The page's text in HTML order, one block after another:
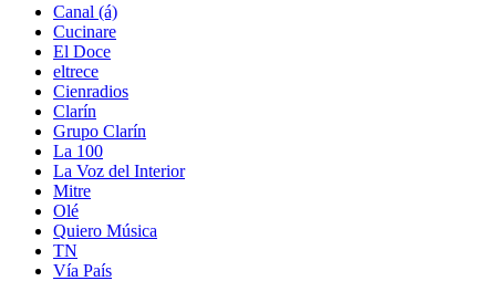
Canal (á)
Cucinare
El Doce
eltrece
Cienradios
Clarín
Grupo Clarín
La 100
La Voz del Interior
Mitre
Olé
Quiero Música
TN
Vía País